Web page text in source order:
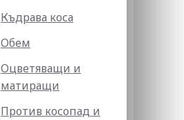
Къдрава коса
Обем
Оцветяващи и
матиращи
Против косопад и